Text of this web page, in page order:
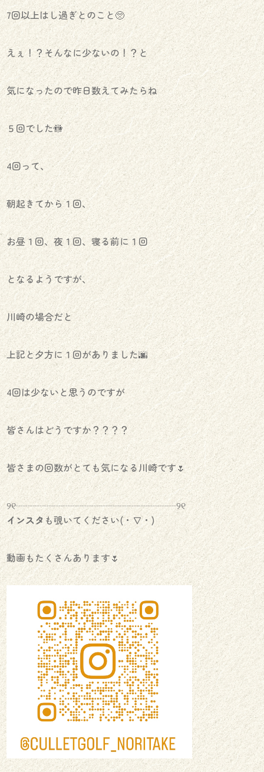
7回以上はし過ぎとのこと🥺
えぇ！？そんなに少ないの！？と
気になったので昨日数えてみたらね
５回でした🚻
4回って、
朝起きてから１回、
お昼１回、夜１回、寝る前に１回
となるようですが、
川崎の場合だと
上記と夕方に１回がありました🌆
4回は少ないと思うのですが
皆さんはどうですか？？？？
皆さまの回数がとても気になる川崎です🌷
୨୧┈┈┈┈┈┈┈┈┈┈┈┈┈┈┈┈┈୨୧
インスタも覗いてください(・∇・)
動画もたくさんあります🌷